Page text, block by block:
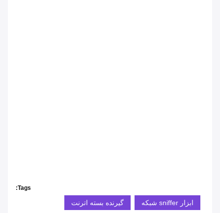
Tags:
ابزار sniffer شبکه گیرنده بسته اترنت